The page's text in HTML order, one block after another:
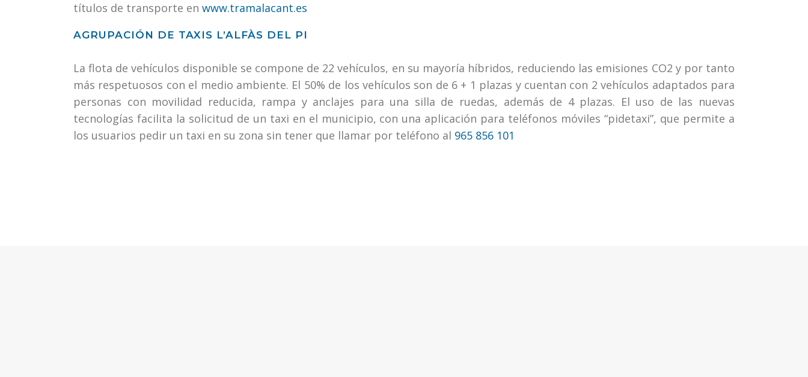
títulos de transporte en www.tramalacant.es
AGRUPACIÓN DE TAXIS L’ALFÀS DEL PI
La flota de vehículos disponible se compone de 22 vehículos, en su mayoría híbridos, reduciendo las emisiones CO2 y por tanto
más respetuosos con el medio ambiente. El 50% de los vehículos son de 6 + 1 plazas y cuentan con 2 vehículos adaptados para
personas con movilidad reducida, rampa y anclajes para una silla de ruedas, además de 4 plazas. El uso de las nuevas
tecnologías facilita la solicitud de un taxi en el municipio, con una aplicación para teléfonos móviles “pidetaxi”, que permite a
los usuarios pedir un taxi en su zona sin tener que llamar por teléfono al 965 856 101